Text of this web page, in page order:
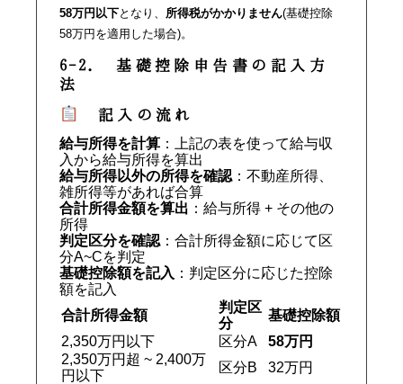
58万円以下となり、 所得税がかかりません(基礎控除
58万円を適用した場合)。
6-2. 基礎控除申告書の記入方
法
記入の流れ
給与所得を計算 ：上記の表を使って給与収
入から給与所得を算出
給与所得以外の所得を確認 ：不動産所得、
雑所得等があれば合算
合計所得金額を算出 ：給与所得 + その他の
所得
判定区分を確認 ：合計所得金額に応じて区
分A~Cを判定
基礎控除額を記入 ：判定区分に応じた控除
額を記入
合計所得金額
判定区
分
基礎控除額
2,350万円以下
区分A
58万円
2,350万円超 ~ 2,400万
円以下
区分B
32万円